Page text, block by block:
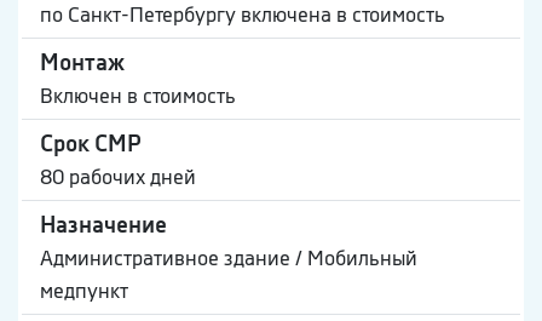
по Санкт-Петербургу включена в стоимость
Монтаж
Включен в стоимость
Срок СМР
80 рабочих дней
Назначение
Административное здание / Мобильный
медпункт